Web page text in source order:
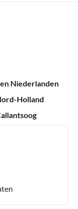
Niederlanden
Holland